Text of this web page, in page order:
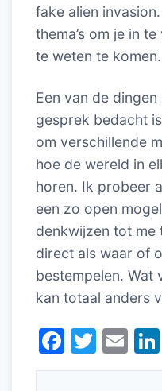
fake alien
thema’s om je in
te weten te komen.
Een van de
gesprek bedacht
om verschillende
hoe de wereld in
horen. Ik probeer
een zo open
denkwijzen tot me
direct als waar of
bestempelen. Wat
kan totaal anders
F
a
T
w
E
m